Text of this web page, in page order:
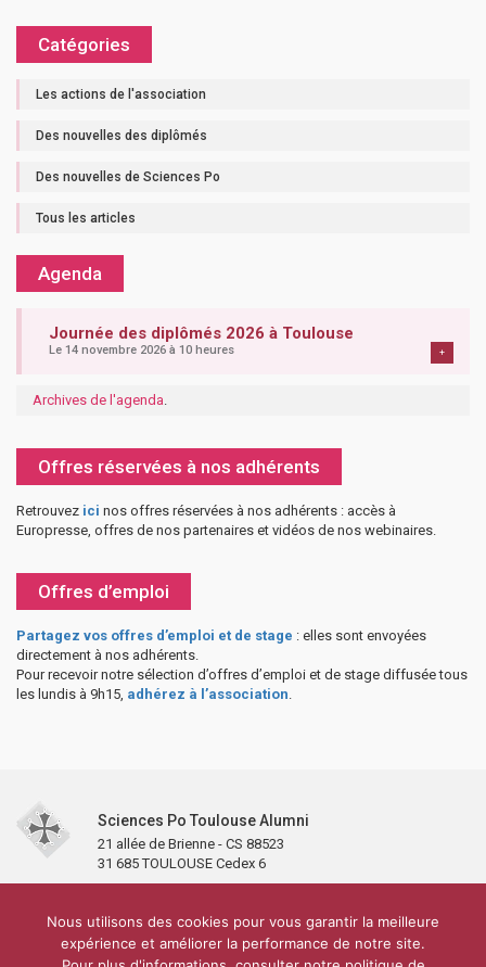
Catégories
Les actions de l'association
Des nouvelles des diplômés
Des nouvelles de Sciences Po
Tous les articles
Agenda
Journée des diplômés 2026 à Toulouse
Le 14 novembre 2026 à 10 heures +
Archives de l'agenda
Offres réservées à nos adhérents
Retrouvez ici nos offres réservées à nos adhérents : accès à
Europresse, offres de nos partenaires et vidéos de nos webinaires.
Offres d’emploi
Partagez vos offres d’emploi et de stage : elles sont envoyées
directement à nos adhérents.
Pour recevoir notre sélection d’offres d’emploi et de stage diffusée tous
les lundis à 9h15, adhérez à l’association
Sciences Po Toulouse Alumni
21 allée de Brienne - CS 88523
31 685 TOULOUSE Cedex 6
Partenaires et soutiens
Lettre d’information
Réseaux sociaux
Sciences Po Toulouse
Nous utilisons des cookies pour vous garantir la meilleure
expérience et améliorer la performance de notre site.